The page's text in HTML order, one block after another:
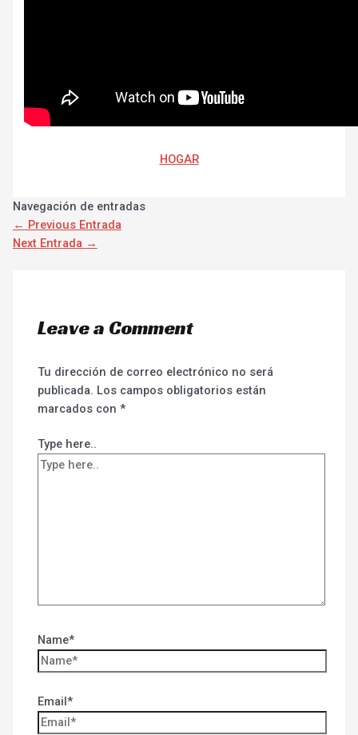
HOGAR
Navegación de entradas
← Previous Entrada
Next Entrada →
Leave a Comment
Tu dirección de correo electrónico no será
publicada. Los campos obligatorios están
marcados con*
Type here..
Name*
Email*